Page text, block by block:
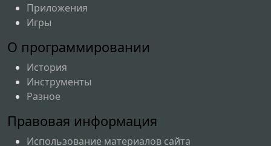
Приложения
Игры
О программировании
История
Инструменты
Разное
Правовая информация
Использование материалов сайта